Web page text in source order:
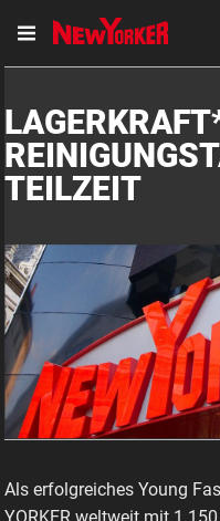
TEILZEIT
Als erfolgreiches Young
YORKER weltweit mit